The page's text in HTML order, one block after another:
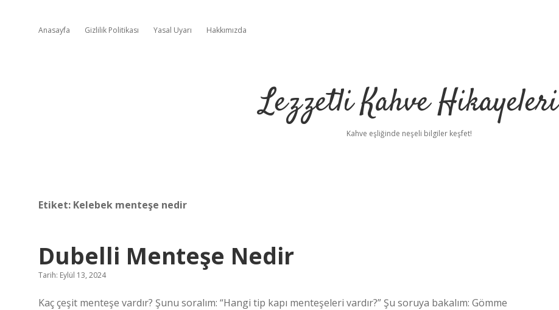
Anasayfa Gizlilik Politikası Yasal Uyarı Hakkımızda
Lezzetli Kahve Hikayeleri
Kahve eşliğinde neşeli bilgiler keşfet!
Etiket: Kelebek menteşe nedir
Dubelli Menteşe Nedir
Tarih: Eylül 13, 2024
Kaç çeşit menteşe vardır? Şunu soralım: “Hangi tip kapı menteşeleri vardır?” Şu soruya bakalım: Gömme